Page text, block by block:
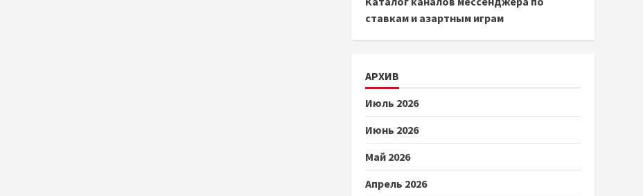
ставкам и азартным играм
АРХИВ
Июль 2026
Июнь 2026
Май 2026
Апрель 2026